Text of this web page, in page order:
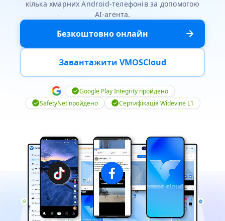
Безкоштовно онлайн
Завантажити VMOSCloud
кілька хмарних Android-телефонів за допомогою
AI-агента.
Google Play Integrity пройдено
SafetyNet пройдено
Сертифікація Widevine L1